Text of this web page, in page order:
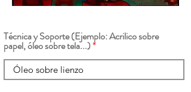
Técnica y Soporte (Ejemplo: Acrilico sobre
papel, óleo sobre tela...)